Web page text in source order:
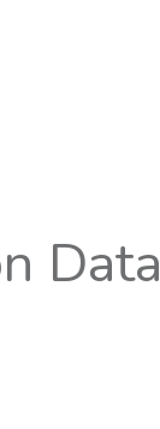
Data